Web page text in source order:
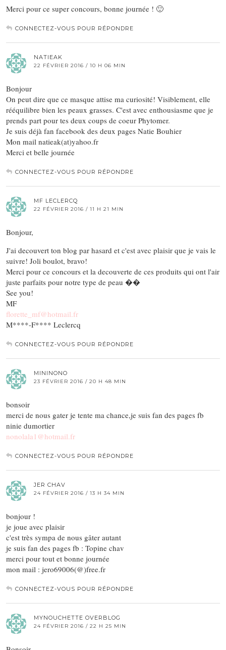
Merci pour ce super concours, bonne journée ! 🙂
CONNECTEZ-VOUS POUR RÉPONDRE
NATIEAK
22 FÉVRIER 2016 / 10 H 06 MIN
Bonjour
On peut dire que ce masque attise ma curiosité! Visiblement, elle
rééquilibre bien les peaux grasses. C'est avec enthousiasme que je
prends part pour tes deux coups de coeur Phytomer.
Je suis déjà fan facebook des deux pages Natie Bouhier
Mon mail natieak(at)yahoo.fr
Merci et belle journée
CONNECTEZ-VOUS POUR RÉPONDRE
MF LECLERCQ
22 FÉVRIER 2016 / 11 H 21 MIN
Bonjour,
J'ai decouvert ton blog par hasard et c'est avec plaisir que je vais le
suivre! Joli boulot, bravo!
Merci pour ce concours et la decouverte de ces produits qui ont l'air
juste parfaits pour notre type de peau ��
See you!
MF
florette_mf@hotmail.fr
M****-F**** Leclercq
CONNECTEZ-VOUS POUR RÉPONDRE
MININONO
23 FÉVRIER 2016 / 20 H 48 MIN
bonsoir
merci de nous gater je tente ma chance,je suis fan des pages fb
ninie dumortier
nonolala1@hotmail.fr
CONNECTEZ-VOUS POUR RÉPONDRE
JER CHAV
24 FÉVRIER 2016 / 13 H 34 MIN
bonjour !
je joue avec plaisir
c'est très sympa de nous gâter autant
je suis fan des pages fb : Topine chav
merci pour tout et bonne journée
mon mail : jero69006(@)free.fr
CONNECTEZ-VOUS POUR RÉPONDRE
MYNOUCHETTE OVERBLOG
24 FÉVRIER 2016 / 22 H 25 MIN